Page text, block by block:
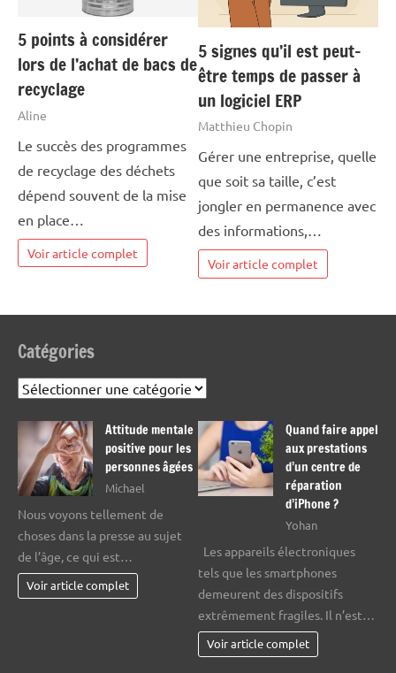
5 points à considérer
lors de l’achat de bacs de
recyclage
Aline
Le succès des programmes
de recyclage des déchets
dépend souvent de la mise
en place…
Voir article complet
5 signes qu’il est peut-
être temps de passer à
un logiciel ERP
Matthieu Chopin
Gérer une entreprise, quelle
que soit sa taille, c’est
jongler en permanence avec
des informations,…
Voir article complet
Catégories
Catégories
Attitude mentale
positive pour les
personnes âgées
Michael
Nous voyons tellement de
choses dans la presse au sujet
de l’âge, ce qui est…
Voir article complet
Quand faire appel
aux prestations
d’un centre de
réparation
d’iPhone ?
Yohan
Les appareils électroniques
tels que les smartphones
demeurent des dispositifs
extrêmement fragiles. Il n’est…
Voir article complet